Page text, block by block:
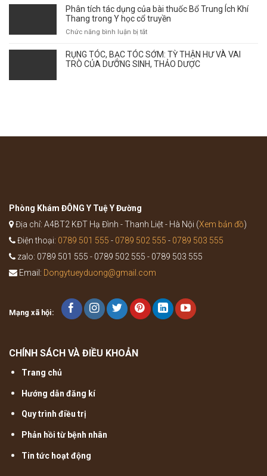
điểm
giao
mùa
ảnh
tới
sự
nào?
Phân tích tác dụng của bài thuốc Bổ Trung Ích Khí
Thang trong Y học cổ truyền
Chức năng bình luận bị tắtở
tích
tác
RỤNG TÓC, BẠC TÓC SỚM: TỲ THẬN HƯ VÀ VAI
TRÒ CỦA DƯỠNG SINH, THẢO DƯỢC
Phòng Khám ĐÔNG Y Tuệ Y Đường
Địa chỉ: A4BT2 KĐT Hạ Đình - Thanh Liệt - Hà Nội (Xem bản đồ)
Điện thoại: 0789 501 555 - 0789 502 555 - 0789 503 555
zalo: 0789 501 555 - 0789 502 555 - 0789 503 555
Email: Dongytueyduong@gmail.com
Mạng xã hội:
CHÍNH SÁCH VÀ ĐIỀU KHOẢN
Trang chủ
Hướng dẫn đăng kí
Quy trình điều trị
Phản hồi từ bệnh nhân
Tin tức hoạt động